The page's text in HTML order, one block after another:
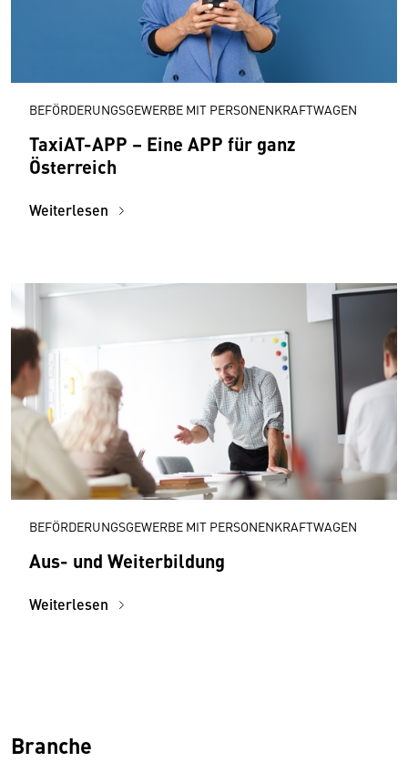
BEFÖRDERUNGSGEWERBE MIT PERSONENKRAFTWAGEN
TaxiAT-APP – Eine APP für ganz
Österreich
Weiterlesen
BEFÖRDERUNGSGEWERBE MIT PERSONENKRAFTWAGEN
Aus- und Weiterbildung
Weiterlesen
Branche